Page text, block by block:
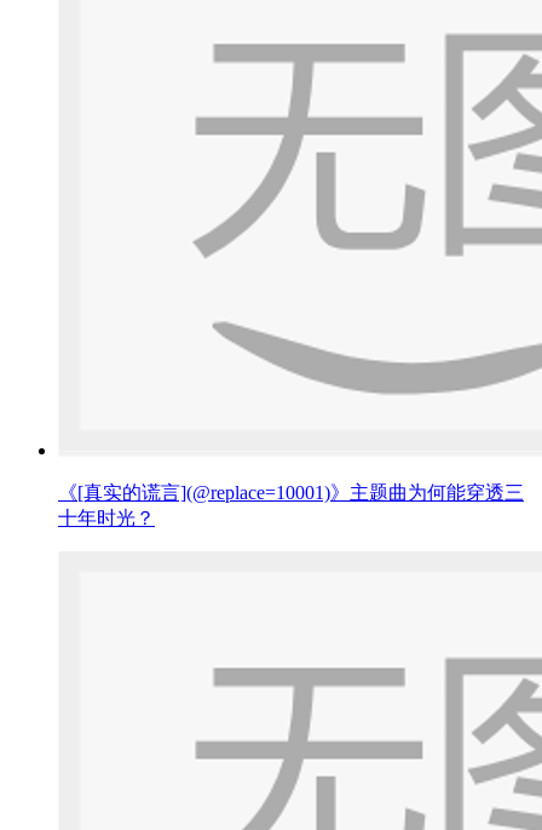
《[真实的谎言](@replace=10001)》主题曲为何能穿透三
十年时光？